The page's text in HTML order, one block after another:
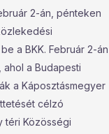
2-án, pénteken
a BKK. Február 2-án
ahol a Budapesti
a Káposztásmegyer
célzó
téri Közösségi